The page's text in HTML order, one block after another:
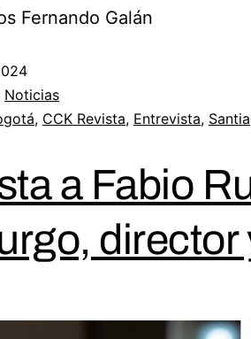
Fernando Galán
Noticias
, CCK Revista, Entrevista,
a Fabio
director